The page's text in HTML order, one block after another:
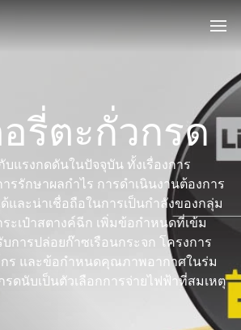
รี่ตะกั่วกรด
แรงกดดันในปัจจุบัน ทั้งเรื่องการ
รักษาผลกำไร การดำเนินงานต้องการ
และน่าเชื่อถือในการเป็นกำลังของกลุ่ม
ะเป๋าสตางค์ฉีก เพิ่มข้อกำหนดที่เข้ม
การปล่อยก๊าซเรือนกระจก โครงการ
ร และข้อกำหนดคุณภาพอากาศในร่ม
รดนับเป็นตัวเลือกการจ่ายไฟฟ้าที่สมเหตุ